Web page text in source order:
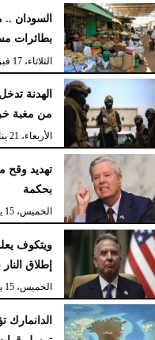
بطائرات
الثلاثاء، 17 فبراير 2026
الهدنة
من مغبة
الأربعاء، 21 يناير 2026
تهديد وقح
بحكمة
الخميس، 15 يناير 2026
ويتكوف
إطلاق
الخميس، 15 يناير 2026
الدانمارك